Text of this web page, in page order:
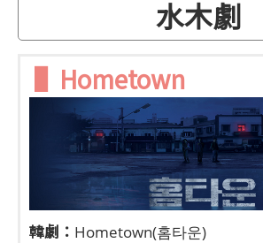
水木劇
▌Hometown
韓劇： Hometown(홈타운)